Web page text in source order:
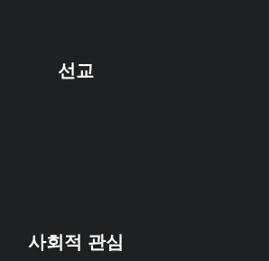
선교
사회적 관심